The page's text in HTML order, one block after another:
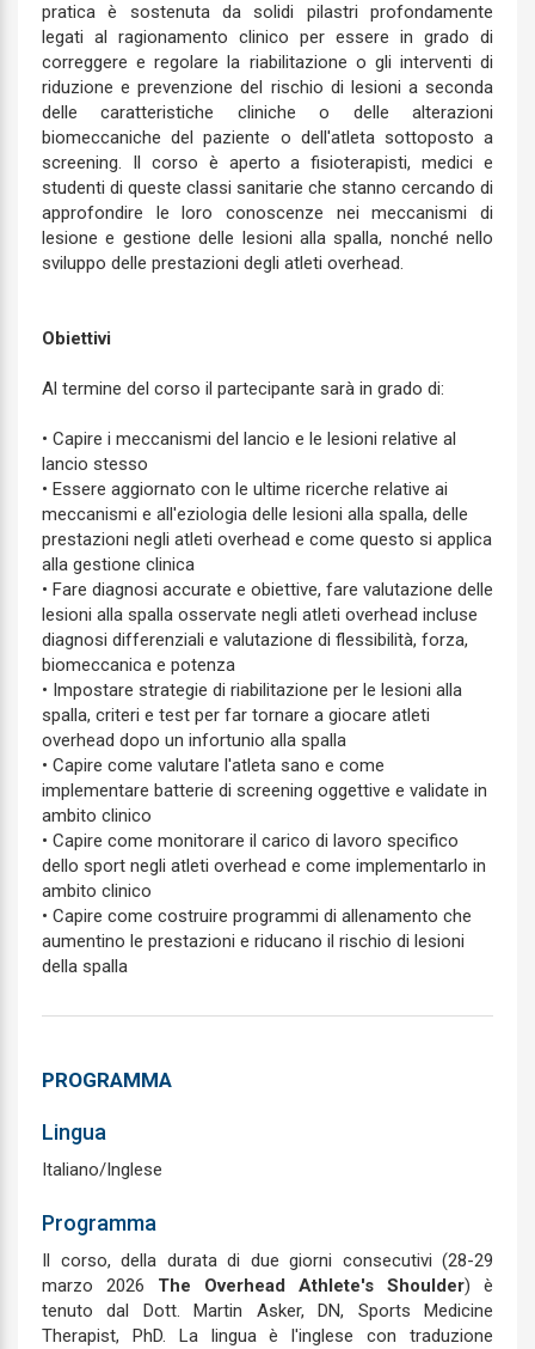
pratica è sostenuta da solidi pilastri profondamente
legati al ragionamento clinico per essere in grado di
correggere e regolare la riabilitazione o gli interventi di
riduzione e prevenzione del rischio di lesioni a seconda
delle caratteristiche cliniche o delle alterazioni
biomeccaniche del paziente o dell'atleta sottoposto a
screening. Il corso è aperto a fisioterapisti, medici e
studenti di queste classi sanitarie che stanno cercando di
approfondire le loro conoscenze nei meccanismi di
lesione e gestione delle lesioni alla spalla, nonché nello
sviluppo delle prestazioni degli atleti overhead.
Obiettivi
Al termine del corso il partecipante sarà in grado di:
• Capire i meccanismi del lancio e le lesioni relative al
lancio stesso
• Essere aggiornato con le ultime ricerche relative ai
meccanismi e all'eziologia delle lesioni alla spalla, delle
prestazioni negli atleti overhead e come questo si applica
alla gestione clinica
• Fare diagnosi accurate e obiettive, fare valutazione delle
lesioni alla spalla osservate negli atleti overhead incluse
diagnosi differenziali e valutazione di flessibilità, forza,
biomeccanica e potenza
• Impostare strategie di riabilitazione per le lesioni alla
spalla, criteri e test per far tornare a giocare atleti
overhead dopo un infortunio alla spalla
• Capire come valutare l'atleta sano e come
implementare batterie di screening oggettive e validate in
ambito clinico
• Capire come monitorare il carico di lavoro specifico
dello sport negli atleti overhead e come implementarlo in
ambito clinico
• Capire come costruire programmi di allenamento che
aumentino le prestazioni e riducano il rischio di lesioni
della spalla
PROGRAMMA
Lingua
Italiano/Inglese
Programma
Il corso, della durata di due giorni consecutivi (28-29
marzo 2026 The Overhead Athlete's Shoulder) è
tenuto dal Dott. Martin Asker, DN, Sports Medicine
Therapist, PhD. La lingua è l'inglese con traduzione